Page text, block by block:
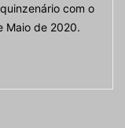
com o
Maio de 2020.